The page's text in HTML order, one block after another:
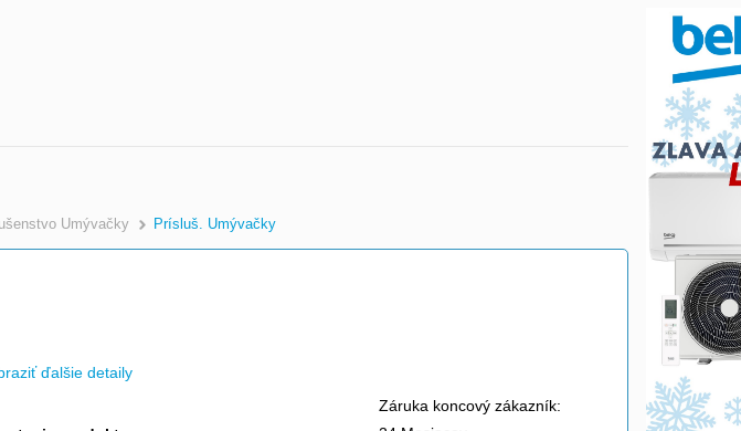
Umývačky Prísluš. Umývačky
ďalšie detaily
Záruka koncový zákazník: